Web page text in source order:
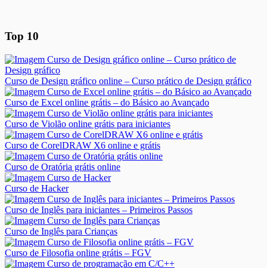
Top 10
Curso de Design gráfico online – Curso prático de Design gráfico
Curso de Excel online grátis – do Básico ao Avançado
Curso de Violão online grátis para iniciantes
Curso de CorelDRAW X6 online e grátis
Curso de Oratória grátis online
Curso de Hacker
Curso de Inglês para iniciantes – Primeiros Passos
Curso de Inglês para Crianças
Curso de Filosofia online grátis – FGV